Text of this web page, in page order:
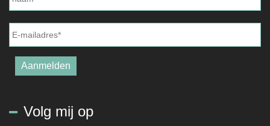
Aanmelden
Volg mij op